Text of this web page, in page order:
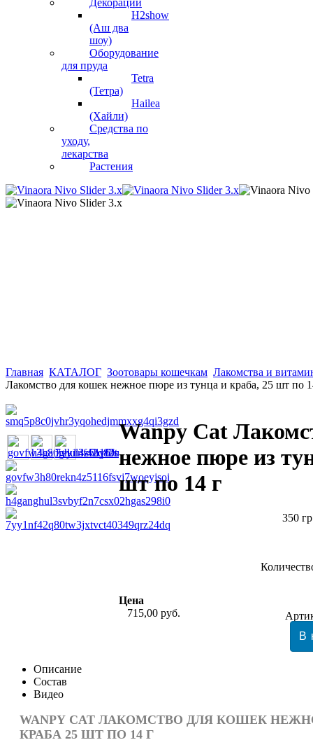
Декорации
H2show
(Аш два
шоу)
Оборудование
для пруда
Tetra
(Тетра)
Hailea
(Хайли)
Средства по
уходу,
лекарства
Растения
Главная КАТАЛОГ Зоотовары кошечкам Лакомства и
Лакомство для кошек нежное пюре из тунца и краба, 25 шт по
Wanpy Cat
нежное пюре из
шт по 14 г
350 гр
Цена
715,00 руб.
Описание
Состав
Видео
WANPY CAT ЛАКОМСТВО ДЛЯ КОШЕК
КРАБА 25 ШТ ПО 14 Г